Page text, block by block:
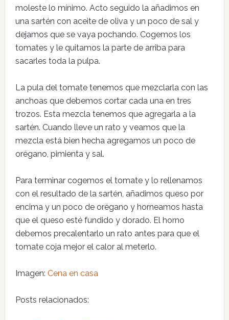
moleste lo mínimo. Acto seguido la añadimos en
una sartén con aceite de oliva y un poco de sal y
dejamos que se vaya pochando. Cogemos los
tomates y le quitamos la parte de arriba para
sacarles toda la pulpa.
La pula del tomate tenemos que mezclarla con las
anchoas que debemos cortar cada una en tres
trozos. Esta mezcla tenemos que agregarla a la
sartén. Cuando lleve un rato y veamos que la
mezcla está bien hecha agregamos un poco de
orégano, pimienta y sal.
Para terminar cogemos el tomate y lo rellenamos
con el resultado de la sartén, añadimos queso por
encima y un poco de orégano y horneamos hasta
que el queso esté fundido y dorado. El horno
debemos precalentarlo un rato antes para que el
tomate coja mejor el calor al meterlo.
Imagen: Cena en casa
Posts relacionados: